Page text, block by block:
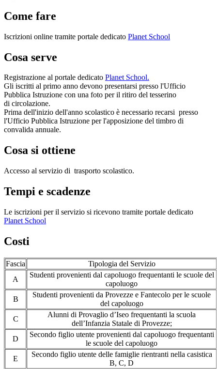
Come fare
Iscrizioni online tramite portale dedicato Planet School
Cosa serve
Registrazione al portale dedicato Planet School.
Gli iscritti al primo anno devono presentarsi presso l'Ufficio
Pubblica Istruzione con una foto per il ritiro del tesserino
di circolazione.
Prima dell'inizio dell'anno scolastico è necessario recarsi presso
l'Ufficio Pubblica Istruzione per l'apposizione del timbro di
convalida annuale.
Cosa si ottiene
Accesso al servizio di trasporto scolastico.
Tempi e scadenze
Le iscrizioni per il servizio si ricevono tramite portale dedicato
Planet School
Costi
Fascia
Tipologia del Servizio
A
Studenti provenienti dal capoluogo frequentanti le scuole del
capoluogo
B
Studenti provenienti da Provezze e Fantecolo per le scuole
del capoluogo
C
Alunni di Provaglio d’Iseo frequentanti la scuola
dell’Infanzia Statale di Provezze;
D
Secondo figlio utente provenienti dal capoluogo frequentanti
le scuole del capoluogo
E
Secondo figlio utente delle famiglie rientranti nella casistica
B, C, D